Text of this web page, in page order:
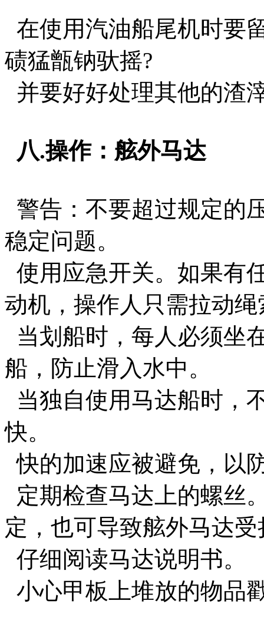
在使用汽油船尾机时要
碛猛甑钠驮摇?
并要好好处理其他的渣
八.操作：舷外马达
警告：不要超过规定的
稳定问题。
使用应急开关。如果有
动机，操作人只需拉动绳
当划船时，每人必须坐
船，防止滑入水中。
当独自使用马达船时，
快。
快的加速应被避免，以
定期检查马达上的螺丝
定，也可导致舷外马达受
仔细阅读马达说明书。
小心甲板上堆放的物品